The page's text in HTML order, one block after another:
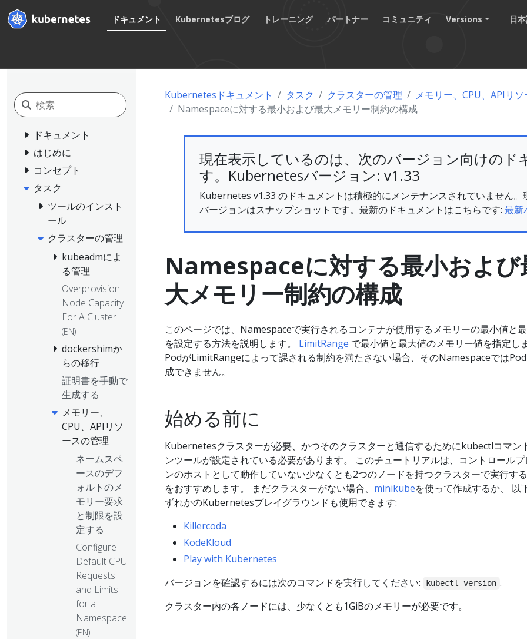
ドキュメント Kubernetesブログ トレーニング パートナー コミュニティ Versions 日
ドキュメント
はじめに
コンセプト
タスク
ツールのインスト
ール
クラスターの管理
kubeadmによ
る管理
Overprovision
Node Capacity
For A Cluster
(EN)
dockershimか
らの移行
証明書を手動で
生成する
メモリー、
CPU、APIリソ
ースの管理
ネームスペ
ースのデフ
ォルトのメ
モリー要求
と制限を設
定する
Configure
Default CPU
Requests
and Limits
for a
Namespace
(EN)
Kubernetesドキュメント タスク クラスターの管理
メモリー、CPU、APIリ
Namespaceに対する最小および最大メモリー制約の構成
現在表示しているのは、次のバージョン向けのド
す。Kubernetesバージョン: v1.33
Kubernetes v1.33 のドキュメントは積極的にメンテナンスされていません。
バージョンはスナップショットです。最新のドキュメントはこちらです: 最新
Namespaceに対する最小および
大メモリー制約の構成
このページでは、Namespaceで実行されるコンテナが使用するメモリーの最小値と
を設定する方法を説明します。 LimitRange で最小値と最大値のメモリー値を指定し
PodがLimitRangeによって課される制約を満たさない場合、そのNamespaceでは
成できません。
始める前に
Kubernetesクラスターが必要、かつそのクラスターと通信するためにkubectlコマン
ンツールが設定されている必要があります。 このチュートリアルは、コントロール
ンのホストとして動作していない少なくとも2つのノードを持つクラスターで実行す
をおすすめします。 まだクラスターがない場合、 minikubeを使って作成するか、 以
ずれかのKubernetesプレイグラウンドも使用できます:
Killercoda
KodeKloud
Play with Kubernetes
バージョンを確認するには次のコマンドを実行してください:
kubectl version .
クラスター内の各ノードには、少なくとも1GiBのメモリーが必要です。